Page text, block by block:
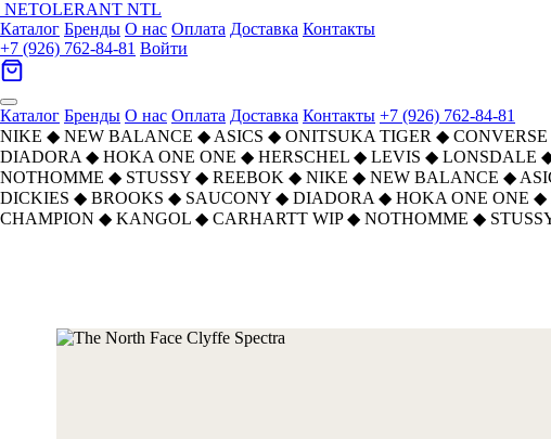
NETOLERANT NTL
Каталог Бренды О нас Оплата Доставка Контакты
+7 (926) 762-84-81 Войти
Каталог Бренды О нас Оплата Доставка Контакты +7 (926) 762-84-81
NIKE ◆ NEW BALANCE ◆ ASICS ◆ ONITSUKA TIGER ◆ CONVERSE
DIADORA ◆ HOKA ONE ONE ◆ HERSCHEL ◆ LEVIS ◆ LONSDALE
NOTHOMME ◆ STUSSY ◆ REEBOK ◆ NIKE ◆ NEW BALANCE ◆
DICKIES ◆ BROOKS ◆ SAUCONY ◆ DIADORA ◆ HOKA ONE ONE ◆
CHAMPION ◆ KANGOL ◆ CARHARTT WIP ◆ NOTHOMME ◆